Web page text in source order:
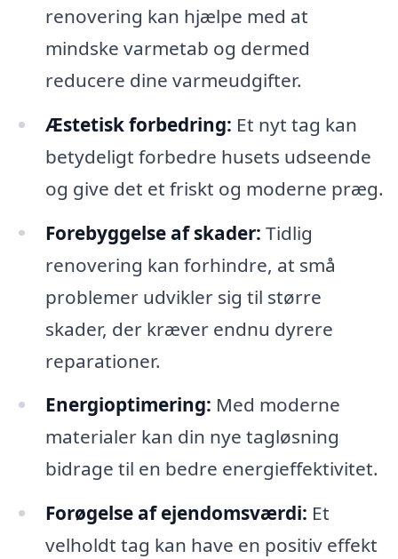
renovering kan hjælpe med at
mindske varmetab og dermed
reducere dine varmeudgifter.
Æstetisk forbedring: Et nyt tag kan
betydeligt forbedre husets udseende
og give det et friskt og moderne præg.
Forebyggelse af skader: Tidlig
renovering kan forhindre, at små
problemer udvikler sig til større
skader, der kræver endnu dyrere
reparationer.
Energioptimering: Med moderne
materialer kan din nye tagløsning
bidrage til en bedre energieffektivitet.
Forøgelse af ejendomsværdi: Et
velholdt tag kan have en positiv effekt